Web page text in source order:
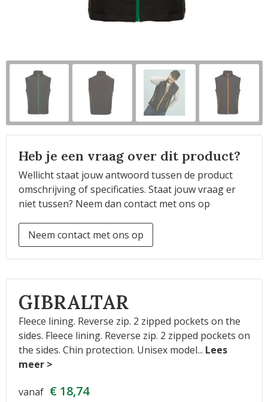
Heb je een vraag over dit product?
Wellicht staat jouw antwoord tussen de product
omschrijving of specificaties. Staat jouw vraag er
niet tussen? Neem dan contact met ons op
Neem contact met ons op
GIBRALTAR
Fleece lining. Reverse zip. 2 zipped pockets on the
sides. Fleece lining. Reverse zip. 2 zipped pockets on
the sides. Chin protection. Unisex model...
vanaf € 18,74